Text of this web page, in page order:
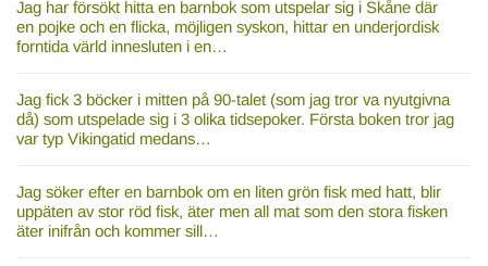
Jag har försökt hitta en barnbok som utspelar sig i Skåne där
en pojke och en flicka, möjligen syskon, hittar en underjordisk
forntida värld innesluten i en…
Jag fick 3 böcker i mitten på 90-talet (som jag tror va nyutgivna
då) som utspelade sig i 3 olika tidsepoker. Första boken tror jag
var typ Vikingatid medans…
Jag söker efter en barnbok om en liten grön fisk med hatt, blir
uppäten av stor röd fisk, äter men all mat som den stora fisken
äter inifrån och kommer sill…